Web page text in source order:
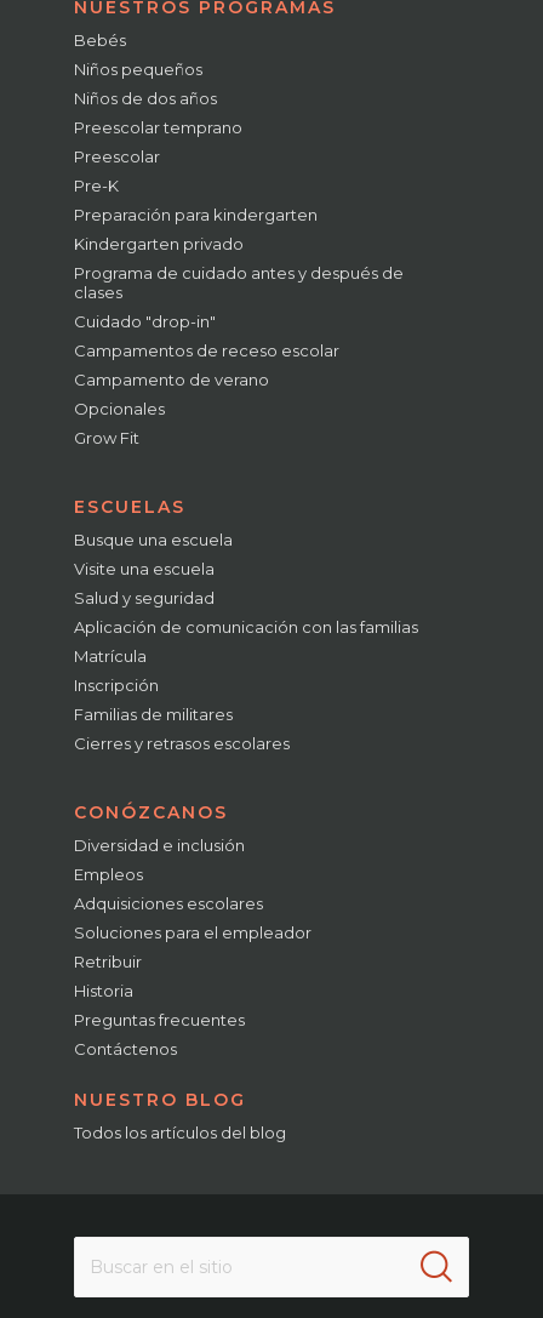
NUESTROS PROGRAMAS
Bebés
Niños pequeños
Niños de dos años
Preescolar temprano
Preescolar
Pre-K
Preparación para kindergarten
Kindergarten privado
Programa de cuidado antes y después de
clases
Cuidado "drop-in"
Campamentos de receso escolar
Campamento de verano
Opcionales
Grow Fit
ESCUELAS
Busque una escuela
Visite una escuela
Salud y seguridad
Aplicación de comunicación con las familias
Matrícula
Inscripción
Familias de militares
Cierres y retrasos escolares
CONÓZCANOS
Diversidad e inclusión
Empleos
Adquisiciones escolares
Soluciones para el empleador
Retribuir
Historia
Preguntas frecuentes
Contáctenos
NUESTRO BLOG
Todos los artículos del blog